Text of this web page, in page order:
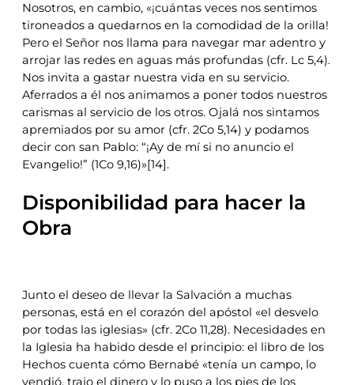
Nosotros, en cambio, «¡cuántas veces nos sentimos
tironeados a quedarnos en la comodidad de la orilla!
Pero el Señor nos llama para navegar mar adentro y
arrojar las redes en aguas más profundas (cfr. Lc 5,4).
Nos invita a gastar nuestra vida en su servicio.
Aferrados a él nos animamos a poner todos nuestros
carismas al servicio de los otros. Ojalá nos sintamos
apremiados por su amor (cfr. 2Co 5,14) y podamos
decir con san Pablo: “¡Ay de mí si no anuncio el
Evangelio!” (1Co 9,16)»[14].
Disponibilidad para hacer la
Obra
Junto el deseo de llevar la Salvación a muchas
personas, está en el corazón del apóstol «el desvelo
por todas las iglesias» (cfr. 2Co 11,28). Necesidades en
la Iglesia ha habido desde el principio: el libro de los
Hechos cuenta cómo Bernabé «tenía un campo, lo
vendió, trajo el dinero y lo puso a los pies de los